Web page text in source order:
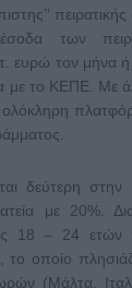
των
ευρώ τον μήνα
το ΚΕΠΕ. Με
ολόκληρη
δεύτερη
με 20%.
18 – 24 ετών
το οποίο
(Μάλτα,